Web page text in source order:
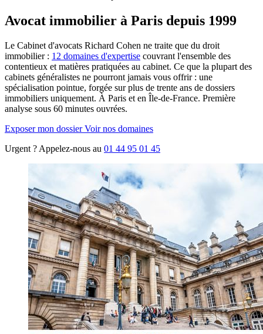
Avocat immobilier à Paris depuis 1999
Le Cabinet d'avocats Richard Cohen ne traite que du droit
immobilier : 12 domaines d'expertise couvrant l'ensemble des
contentieux et matières pratiquées au cabinet. Ce que la plupart des
cabinets généralistes ne pourront jamais vous offrir : une
spécialisation pointue, forgée sur plus de trente ans de dossiers
immobiliers uniquement. À Paris et en Île-de-France. Première
analyse sous 60 minutes ouvrées.
Exposer mon dossierVoir nos domaines
Urgent ? Appelez-nous au 01 44 95 01 45